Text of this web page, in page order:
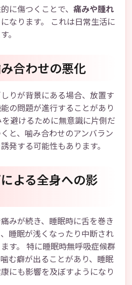
に傷つくことで、 痛みや腫れ
なります。 これは日常生活に
。
合わせの悪化
りが背景にある場合、放置す
の問題が進行することがあり
避けるために無意識に片側だ
と、噛み合わせのアンバラン
発する可能性もあります。
よる全身への影
みが続き、睡眠時に舌を巻き
睡眠が浅くなったり中断され
す。 特に睡眠時無呼吸症候群
む癖が出ることがあり、睡眠
にも影響を及ぼすようになり